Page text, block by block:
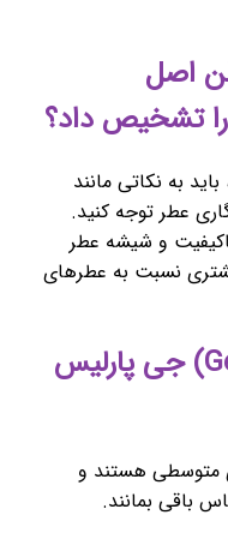
اصل
به نکاتی مانند
عطر توجه کنید.
و شیشه عطر
نسبت به عطرهای
آیا عطر و ادکلن (Geparlys) جی پارلیس
متوسطی هستند و
باقی بمانند.